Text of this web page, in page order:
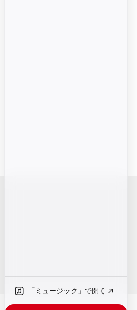
「ミュージック」で開く